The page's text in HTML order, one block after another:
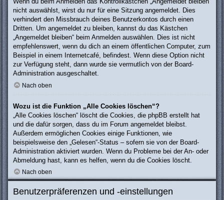
nicht auswählst, wirst du nur für eine Sitzung angemeldet. Dies
verhindert den Missbrauch deines Benutzerkontos durch einen
Dritten. Um angemeldet zu bleiben, kannst du das Kästchen
„Angemeldet bleiben“ beim Anmelden auswählen. Dies ist nicht
empfehlenswert, wenn du dich an einem öffentlichen Computer, zum
Beispiel in einem Internetcafé, befindest. Wenn diese Option nicht
zur Verfügung steht, dann wurde sie vermutlich von der Board-
Administration ausgeschaltet.
Nach oben
Wozu ist die Funktion „Alle Cookies löschen“?
„Alle Cookies löschen“ löscht die Cookies, die phpBB erstellt hat
und die dafür sorgen, dass du im Forum angemeldet bleibst.
Außerdem ermöglichen Cookies einige Funktionen, wie
beispielsweise den „Gelesen“-Status – sofern sie von der Board-
Administration aktiviert wurden. Wenn du Probleme bei der An- oder
Abmeldung hast, kann es helfen, wenn du die Cookies löscht.
Nach oben
Benutzerpräferenzen und -einstellungen